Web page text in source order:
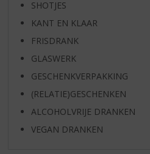
SHOTJES
KANT EN KLAAR
FRISDRANK
GLASWERK
GESCHENKVERPAKKING
(RELATIE)GESCHENKEN
ALCOHOLVRIJE DRANKEN
VEGAN DRANKEN